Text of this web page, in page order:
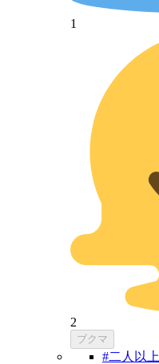
1
2
ブクマ
#二人以上